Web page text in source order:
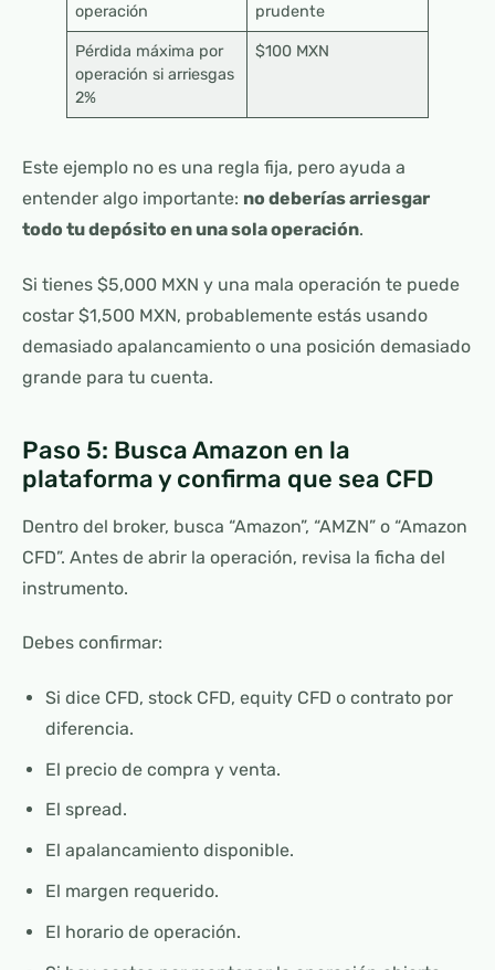
operación
prudente
Pérdida máxima por
operación si arriesgas
2%
$100 MXN
Este ejemplo no es una regla fija, pero ayuda a
entender algo importante: no deberías arriesgar
todo tu depósito en una sola operación.
Si tienes $5,000 MXN y una mala operación te puede
costar $1,500 MXN, probablemente estás usando
demasiado apalancamiento o una posición demasiado
grande para tu cuenta.
Paso 5: Busca Amazon en la
plataforma y confirma que sea CFD
Dentro del broker, busca “Amazon”, “AMZN” o “Amazon
CFD”. Antes de abrir la operación, revisa la ficha del
instrumento.
Debes confirmar:
Si dice CFD, stock CFD, equity CFD o contrato por
diferencia.
El precio de compra y venta.
El spread.
El apalancamiento disponible.
El margen requerido.
El horario de operación.